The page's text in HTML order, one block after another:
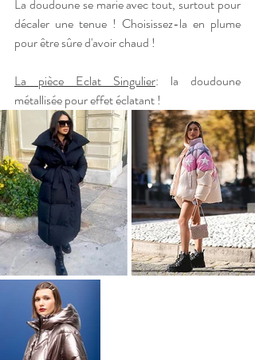
La doudoune se marie avec tout, surtout pour
décaler une tenue ! Choisissez-la en plume
pour être sûre d'avoir chaud !
La pièce Eclat Singulier: la doudoune
métallisée pour effet éclatant !